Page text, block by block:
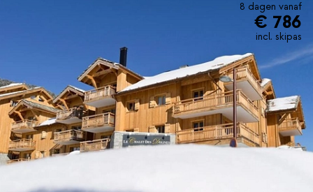
8 dagen vanaf
€ 786
incl. skipas